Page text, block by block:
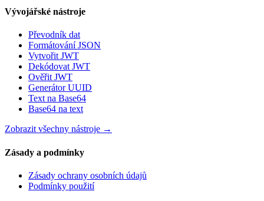
Vývojářské nástroje
Převodník dat
Formátování JSON
Vytvořit JWT
Dekódovat JWT
Ověřit JWT
Generátor UUID
Text na Base64
Base64 na text
Zobrazit všechny nástroje →
Zásady a podmínky
Zásady ochrany osobních údajů
Podmínky použití